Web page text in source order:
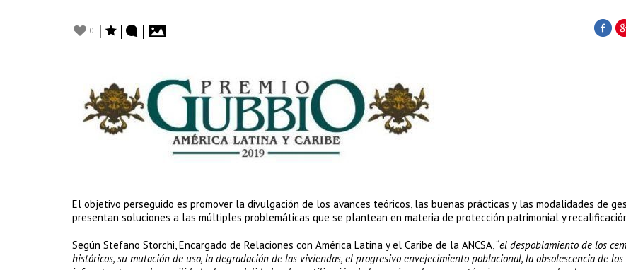
0
El objetivo perseguido es promover la divulgación de los avances teóricos, las buenas prácticas y las modalidades de
presentan soluciones a las múltiples problemáticas que se plantean en materia de protección patrimonial y
Según Stefano Storchi, Encargado de Relaciones con América Latina y el Caribe de la ANCSA, “el despoblamiento de los
históricos, su mutación de uso, la degradación de las viviendas, el progresivo envejecimiento poblacional, la obsolescencia de los